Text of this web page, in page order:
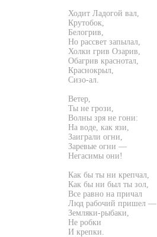
Ходит Ладогой вал,
Крутобок,
Белогрив,
Но рассвет запылал,
Холки грив Озарив,
Обагрив краснотал,
Краснокрыл,
Сизо-ал.
Ветер,
Ты не грози,
Волны зря не гони:
На воде, как язи,
Заиграли огни,
Заревые огни —
Негасимы они!
Как бы ты ни крепчал,
Как бы ни был ты зол,
Все равно на причал
Люд рабочий пришел —
Земляки-рыбаки,
Не робки
И крепки.